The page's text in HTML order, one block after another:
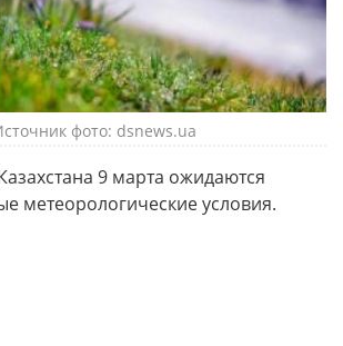
фото: dsnews.ua
9 марта ожидаются
метеорологические условия.